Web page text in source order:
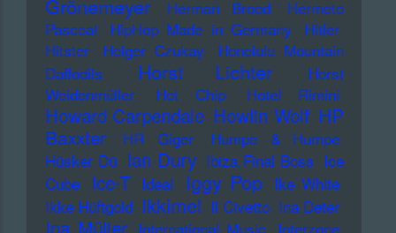
Grönemeyer Herman Brood
Hermeto
Pascoal
HipHop Made in Germany
Hitler
Hitster
Holger Czukay
Honolulu Mountain
Daffodils
Horst Lichter
Horst
Weidenmüller
Hot Chip Hotel Rimini
Howard Carpendale Howlin Wolf HP
Baxxter
HR Giger
Humpe & Humpe
Hüsker Dü Ian Dury Ibiza Final Boss Ice
Cube
Ice-T Ideal Iggy Pop Ike White
Ikke Hüftgold Ikkimel Il Civetto Ina Deter
Ina Müller International Music Interzone